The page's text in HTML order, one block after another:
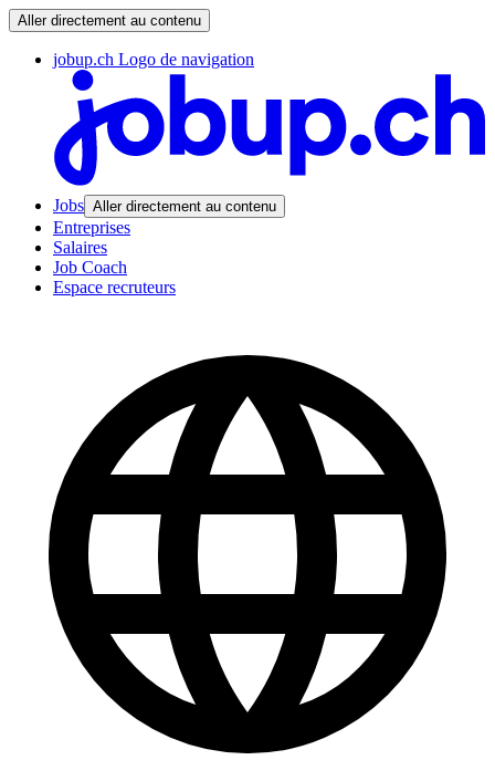
Aller directement au contenu
jobup.ch Logo de navigation
Jobs Aller directement au contenu
Entreprises
Salaires
Job Coach
Espace recruteurs